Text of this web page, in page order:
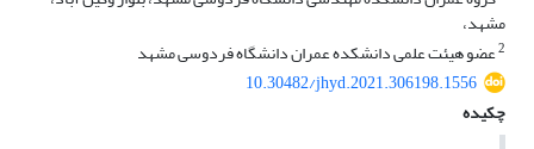
مشهد،
2عضو هیئت علمی دانشکده عمران دانشگاه فردوسی مشهد
10.30482/jhyd.2021.306198.1556
چکیده